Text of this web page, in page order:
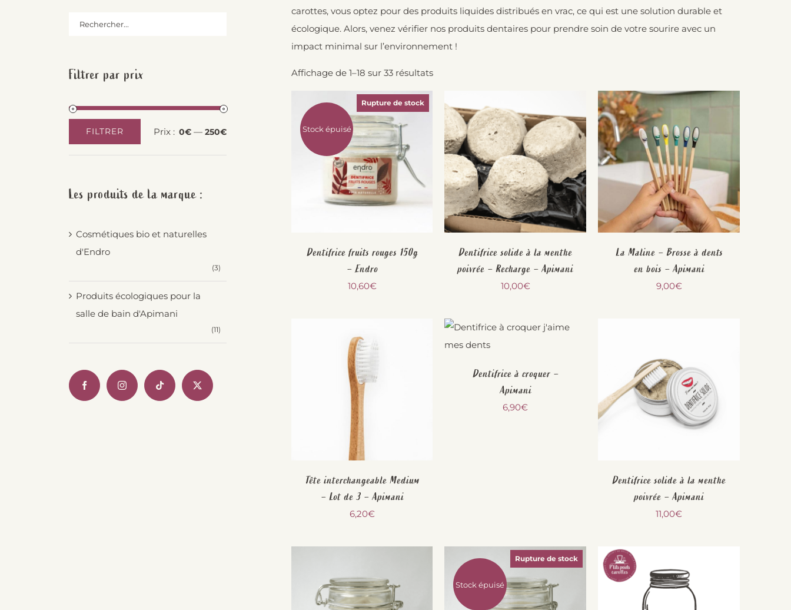
carottes, vous optez pour des produits liquides distribués en vrac, ce qui est une solution durable et
écologique. Alors, venez vérifier nos produits dentaires pour prendre soin de votre sourire avec un
impact minimal sur l’environnement !
Affichage de 1–18 sur 33 résultats
Stock épuisé
Rupture de stock
Dentifrice fruits rouges 150g
– Endro
10,60€
Dentifrice solide à la menthe
poivrée – Recharge – Apimani
10,00€
La Maline – Brosse à dents
en bois – Apimani
9,00€
Tête interchangeable Medium
– Lot de 3 – Apimani
6,20€
Dentifrice à croquer –
Apimani
6,90€
Dentifrice solide à la menthe
poivrée – Apimani
11,00€
Stock épuisé
Rupture de stock
Filtrer par prix
min
max
FILTRER Prix : 0€— 250€
Les produits de la marque :
Cosmétiques bio et naturelles
d'Endro
(3)
Produits écologiques pour la
salle de bain d'Apimani
(11)